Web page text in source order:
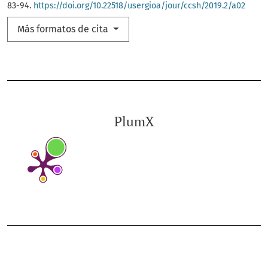
83-94. https://doi.org/10.22518/usergioa/jour/ccsh/2019.2/a02
Más formatos de cita
PlumX